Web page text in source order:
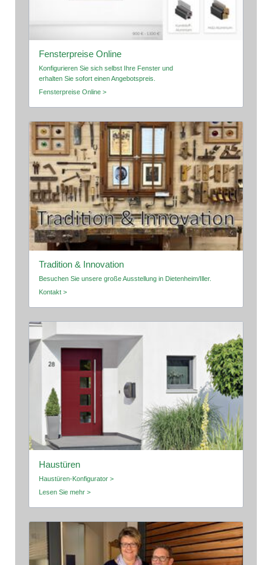
Fensterpreise Online
Konfigurieren Sie sich selbst Ihre Fenster und
erhalten Sie sofort einen Angebotspreis.
Fensterpreise Online >
Tradition & Innovation
Besuchen Sie unsere große Ausstellung in Dietenheim/Iller.
Kontakt >
Haustüren
Haustüren-Konfigurator >
Lesen Sie mehr >